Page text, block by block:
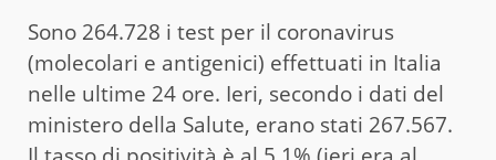
Sono 264.728 i test per il coronavirus
(molecolari e antigenici) effettuati in Italia
nelle ultime 24 ore. Ieri, secondo i dati del
ministero della Salute, erano stati 267.567.